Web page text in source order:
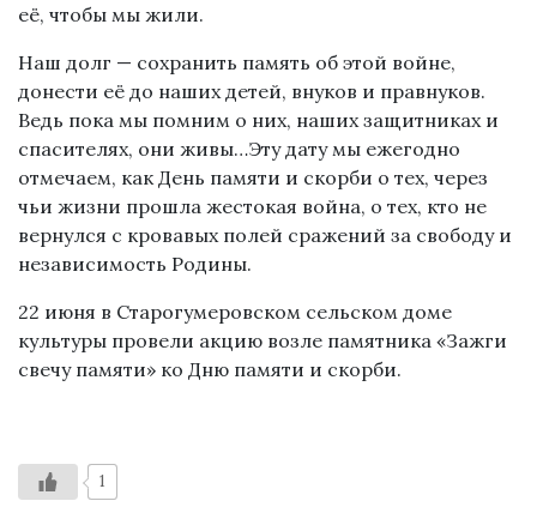
её, чтобы мы жили.
Наш долг — сохранить память об этой войне,
донести её до наших детей, внуков и правнуков.
Ведь пока мы помним о них, наших защитниках и
спасителях, они живы…Эту дату мы ежегодно
отмечаем, как День памяти и скорби о тех, через
чьи жизни прошла жестокая война, о тех, кто не
вернулся с кровавых полей сражений за свободу и
независимость Родины.
22 июня в Старогумеровском сельском доме
культуры провели акцию возле памятника «Зажги
свечу памяти» ко Дню памяти и скорби.
1